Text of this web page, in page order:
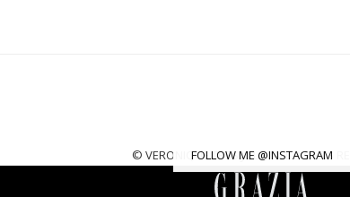
FOLLOW ME @INSTAGRAM
© VERONIQUE TRES JOLIE. ALL RIGHTS